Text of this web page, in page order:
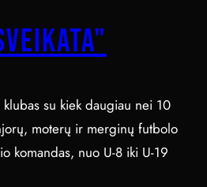
su kiek daugiau nei 10
moterų ir merginų futbolo
komandas, nuo U-8 iki U-19